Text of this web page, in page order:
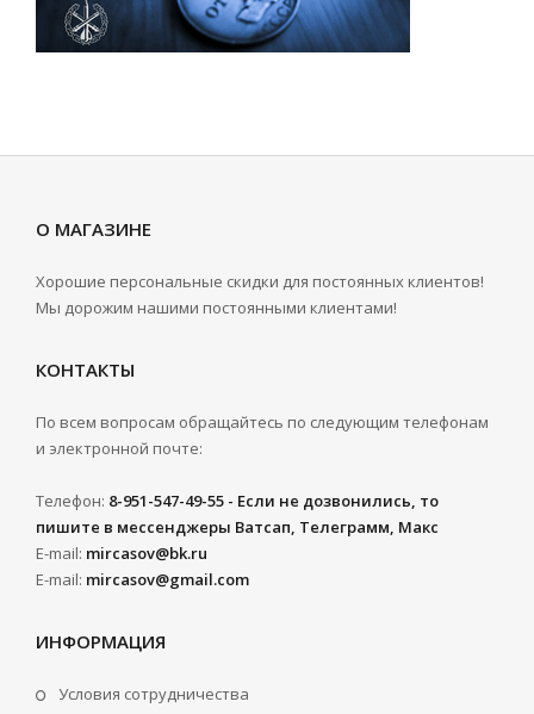
О МАГАЗИНЕ
Хорошие персональные скидки для постоянных клиентов!
Мы дорожим нашими постоянными клиентами!
КОНТАКТЫ
По всем вопросам обращайтесь по следующим телефонам
и электронной почте:
Телефон: 8-951-547-49-55 - Если не дозвонились, то
пишите в мессенджеры Ватсап, Телеграмм, Макс
E-mail: mircasov@bk.ru
E-mail: mircasov@gmail.com
ИНФОРМАЦИЯ
Условия сотрудничества